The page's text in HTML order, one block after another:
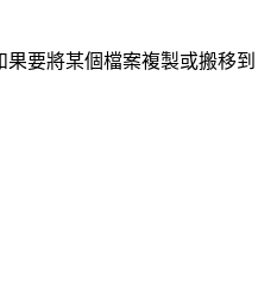
要將某個檔案複製或搬移到